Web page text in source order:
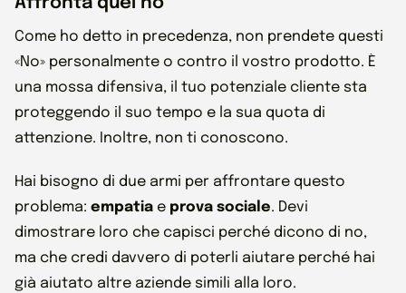
Come ho detto in precedenza, non prendete questi
«No» personalmente o contro il vostro prodotto. È
una mossa difensiva, il tuo potenziale cliente sta
proteggendo il suo tempo e la sua quota di
attenzione. Inoltre, non ti conoscono.
Hai bisogno di due armi per affrontare questo
problema: empatia e prova sociale. Devi
dimostrare loro che capisci perché dicono di no,
ma che credi davvero di poterli aiutare perché hai
già aiutato altre aziende simili alla loro.